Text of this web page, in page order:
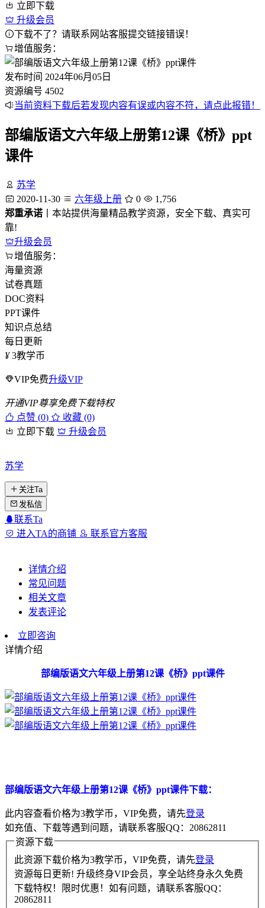
立即下载
升级会员
下载不了？请联系网站客服提交链接错误！
增值服务：
发布时间 2024年06月05日
资源编号 4502
当前资料下载后若发现内容有误或内容不符，请点此报错！
部编版语文六年级上册第12课《桥》ppt
课件
苏学
2020-11-30
六年级上册 0
1,756
郑重承诺 丨本站提供海量精品教学资源，安全下载、真实可
靠!
升级会员
增值服务：
海量资源
试卷真题
DOC资料
PPT课件
知识点总结
每日更新
¥ 3教学币
VIP免费升级VIP
开通VIP尊享免费下载特权
点赞 (0)
收藏 (0)
立即下载
升级会员
苏学
关注Ta
发私信
联系Ta
进入TA的商铺
联系官方客服
详情介绍
常见问题
相关文章
发表评论
立即咨询
详情介绍
部编版语文六年级上册第12课《桥》ppt课件
部编版语文六年级上册第12课《桥》ppt课件下载：
此内容查看价格为3教学币，VIP免费，请先登录
如充值、下载等遇到问题，请联系客服QQ：20862811
资源下载
此资源下载价格为3教学币，VIP免费，请先登录
资源每日更新! 升级终身VIP会员，享全站终身永久免费
下载特权！限时优惠！如有问题，请联系客服QQ：
20862811